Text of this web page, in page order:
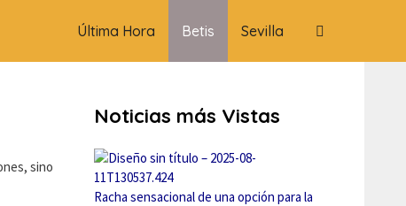
Última Hora Betis Sevilla
sino
Noticias más Vistas
Racha sensacional de una opción para la